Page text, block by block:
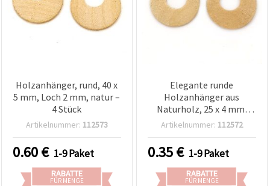
Holzanhänger, rund, 40 x
5 mm, Loch 2 mm, natur –
4 Stück
Artikelnummer: 112573
0.60€ 1-9 Paket
RABATTE
FÜR MENGE
Elegante runde
Holzanhänger aus
Naturholz, 25 x 4 mm,
Loch 2 mm – Set (4 Stück)
kreative Bastel-/DIY-
Projekte
Artikelnummer: 112572
0.35€ 1-9 Paket
RABATTE
FÜR MENGE